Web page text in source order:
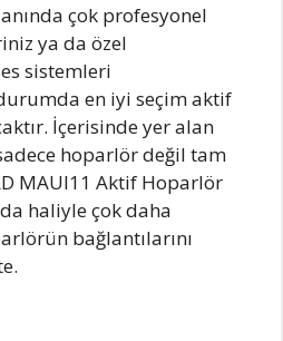
çok profesyonel
ya da özel
sistemleri
en iyi seçim aktif
İçerisinde yer alan
hoparlör değil tam
MAUI11 Aktif Hoparlör
haliyle çok daha
bağlantılarını